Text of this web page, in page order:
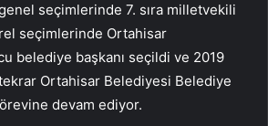
seçimlerinde 7. sıra milletvekili
seçimlerinde Ortahisar
belediye başkanı seçildi ve 2019
Ortahisar Belediyesi Belediye
devam ediyor.